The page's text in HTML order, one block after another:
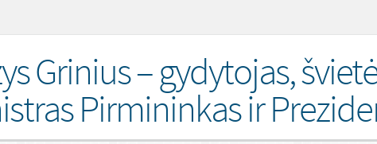
Grinius – gydytojas,
Pirmininkas ir